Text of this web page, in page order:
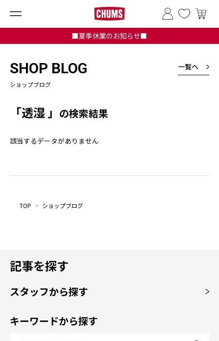
■夏季休業のお知らせ■
SHOP BLOG
ショップブログ
一覧へ
「透湿 」 の検索結果
該当するデータがありません
TOP > ショップブログ
記事を探す
スタッフから探す
キーワードから探す